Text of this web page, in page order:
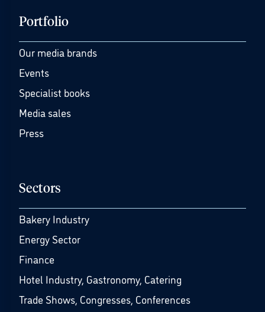
Portfolio
Our media brands
Events
Specialist books
Media sales
Press
Sectors
Bakery Industry
Energy Sector
Finance
Hotel Industry, Gastronomy, Catering
Trade Shows, Congresses, Conferences